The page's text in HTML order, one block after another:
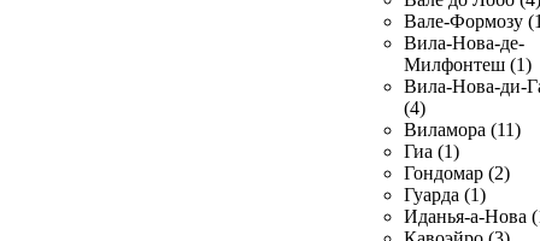
Вале-Формозу
Вила-Нова-де-
Милфонтеш (1)
Вила-Нова-ди-
(4)
Виламора (11)
Гиа (1)
Гондомар (2)
Гуарда (1)
Иданья-а-Нова